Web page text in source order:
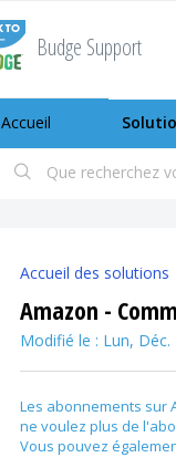
Budge Support
Accueil
Accueil des solutions
Amazon -
Modifié le : Lun, Déc.
Les abonnements sur
ne voulez plus de
Vous pouvez